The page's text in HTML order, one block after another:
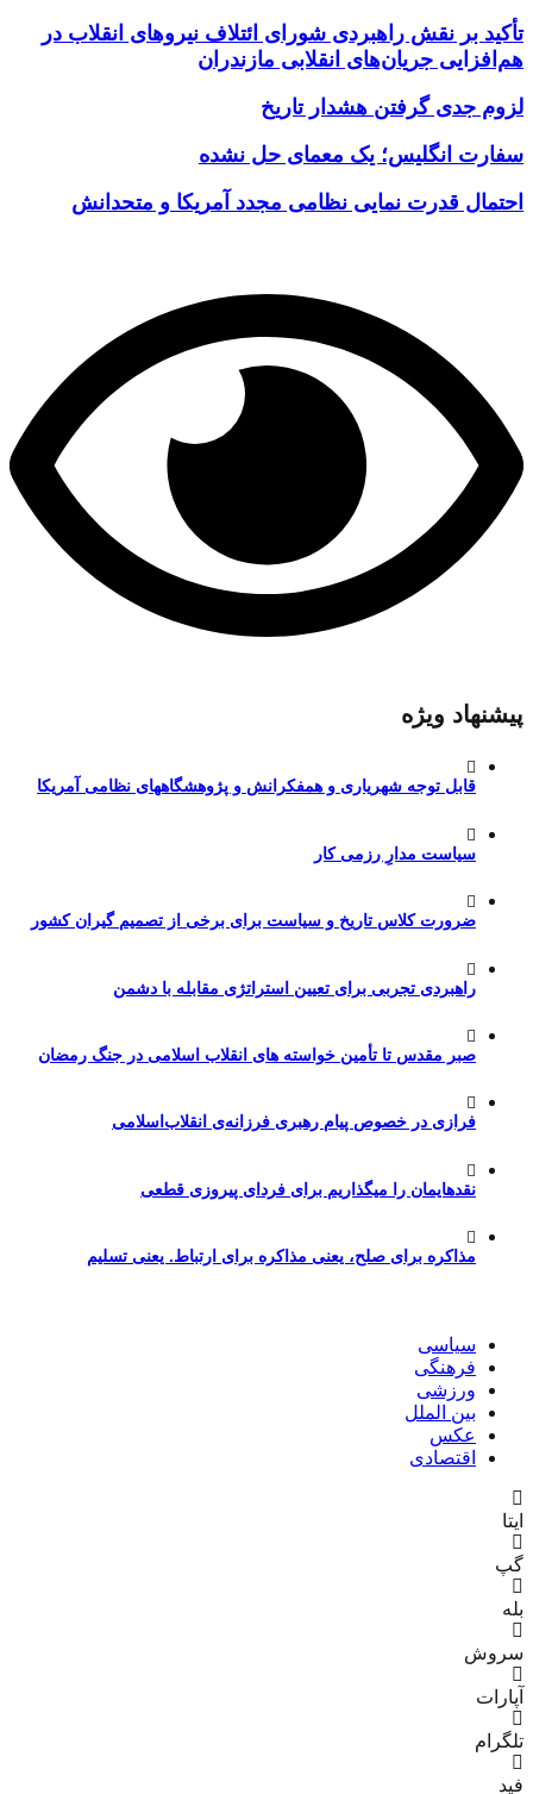
تأکید بر نقش راهبردی شورای ائتلاف نیروهای انقلاب در
هم‌افزایی جریان‌های انقلابی مازندران
لزوم جدی گرفتن هشدار تاریخ
سفارت انگلیس؛ یک معمای حل نشده
احتمال قدرت نمایی نظامی مجدد آمریکا و متحدانش
پیشنهاد ویژه
قابل توجه شهریاری و همفکرانش و پژوهشگاههای نظامی آمریکا
سیاست مدارِ رزمی کار
ضرورت کلاس تاریخ و سیاست برای برخی از تصمیم گیران کشور
راهبردی تجربی برای تعیین استراتژی مقابله با دشمن
صبر مقدس تا تأمین خواسته های انقلاب اسلامی در جنگ رمضان
فرازی در خصوص پیام رهبری فرزانه‌ی انقلاب‌اسلامی
نقدهایمان را میگذاریم برای فردای پیروزی قطعی
مذاکره برای صلح، یعنی مذاکره برای ارتباط. یعنی تسلیم
سیاسی
فرهنگی
ورزشی
بین الملل
عکس
اقتصادی
ایتا
گپ
بله
سروش
آپارات
تلگرام
فید